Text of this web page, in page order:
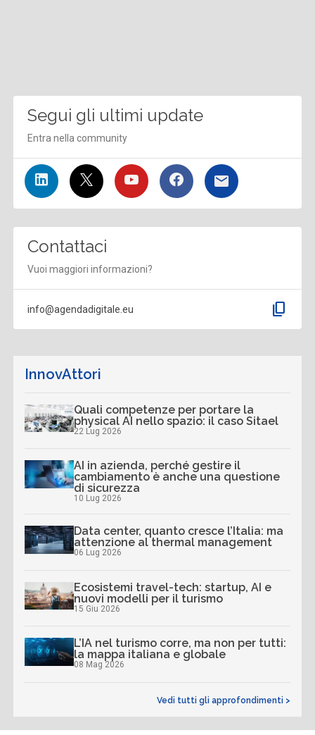
Segui gli ultimi update
Entra nella community
Contattaci
Vuoi maggiori informazioni?
info@agendadigitale.eu content_copy
InnovAttori
Quali competenze per portare la
physical AI nello spazio: il caso Sitael
22 Lug 2026
AI in azienda, perché gestire il
cambiamento è anche una questione
di sicurezza
10 Lug 2026
Data center, quanto cresce l’Italia: ma
attenzione al thermal management
06 Lug 2026
Ecosistemi travel-tech: startup, AI e
nuovi modelli per il turismo
15 Giu 2026
L’IA nel turismo corre, ma non per tutti:
la mappa italiana e globale
08 Mag 2026
Vedi tutti gli approfondimenti >